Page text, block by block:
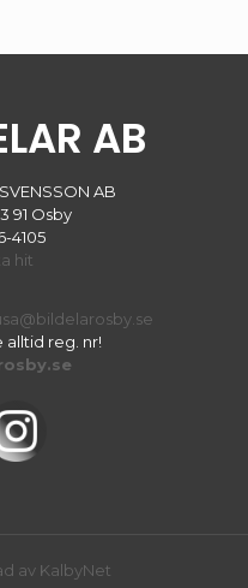
AB
AB
91 Osby
4105
hit
reg. nr!
av KalbyNet